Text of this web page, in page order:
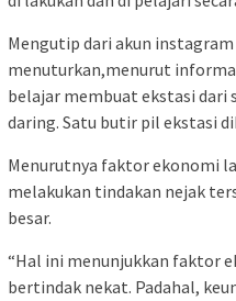
Mengutip dari akun
menuturkan,menurut
belajar membuat ekstasi dari
daring. Satu butir pil ekstasi
Menurutnya faktor ekonomi
melakukan tindakan nejak
besar.
“Hal ini menunjukkan faktor
bertindak nekat. Padahal,